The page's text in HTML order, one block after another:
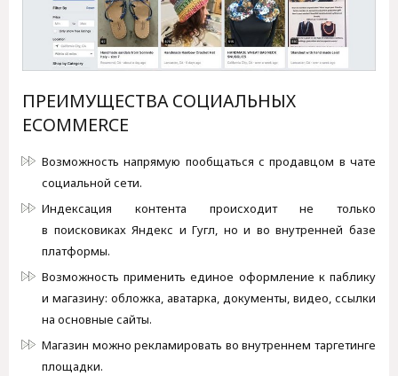
ПРЕИМУЩЕСТВА СОЦИАЛЬНЫХ
ECOMMERCE
Возможность напрямую пообщаться с продавцом в чате
социальной сети.
Индексация контента происходит не только
в поисковиках Яндекс и Гугл, но и во внутренней базе
платформы.
Возможность применить единое оформление к паблику
и магазину: обложка, аватарка, документы, видео, ссылки
на основные сайты.
Магазин можно рекламировать во внутреннем таргетинге
площадки.